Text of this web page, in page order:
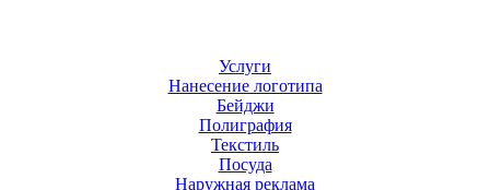
Услуги
Нанесение логотипа
Бейджи
Полиграфия
Текстиль
Посуда
Наружная реклама